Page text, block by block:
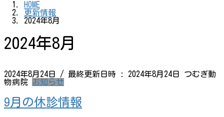
HOME
更新情報
2024年8月
2024年8月
2024年8月24日 / 最終更新日時 : 2024年8月24日
つむぎ動
物病院
お知らせ
9月の休診情報